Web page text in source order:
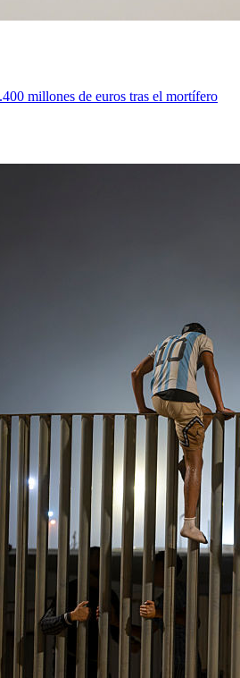
millones de euros tras el mortífero